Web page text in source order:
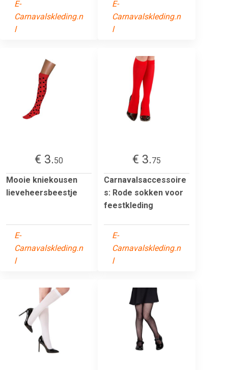
E-
Carnavalskleding.n
l
E-
Carnavalskleding.n
l
€ 3.50
Mooie kniekousen
lieveheersbeestje
E-
Carnavalskleding.n
l
€ 3.75
Carnavalsaccessoire
s: Rode sokken voor
feestkleding
E-
Carnavalskleding.n
l